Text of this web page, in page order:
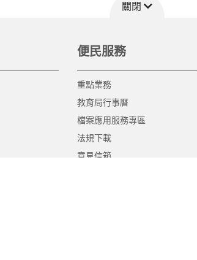
關閉
便民服務
重點業務
教育局行事曆
檔案應用服務專區
法規下載
意見信箱